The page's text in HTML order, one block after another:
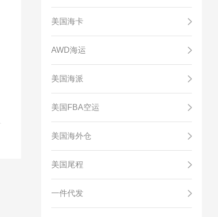
美国海卡
AWD海运
美国海派
美国FBA空运
美国海外仓
美国尾程
一件代发